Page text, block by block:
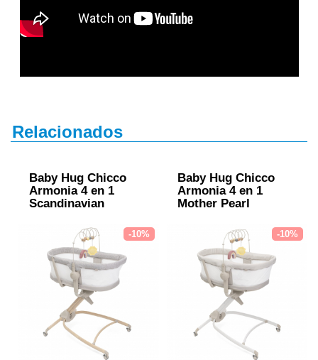
Relacionados
Baby Hug Chicco
Armonia 4 en 1
Scandinavian
-10%
Baby Hug Chicco
Armonia 4 en 1
Mother Pearl
-10%